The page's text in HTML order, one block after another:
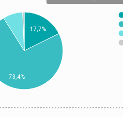
17,7%
73,4%